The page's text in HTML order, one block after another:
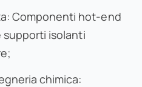
Componenti hot-end
supporti isolanti
chimica: